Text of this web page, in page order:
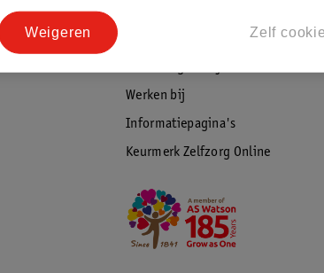
Werken bij
Informatiepagina's
Keurmerk Zelfzorg Online
Zelf
Weigeren